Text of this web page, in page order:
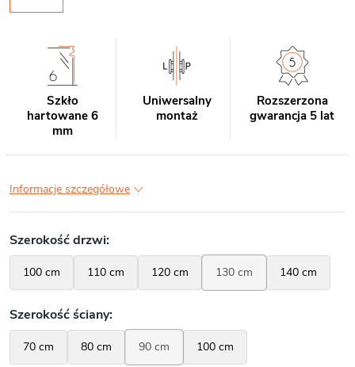
Szkło
hartowane 6
mm
Uniwersalny
montaż
Rozszerzona
gwarancja 5 lat
Informacje szczegółowe